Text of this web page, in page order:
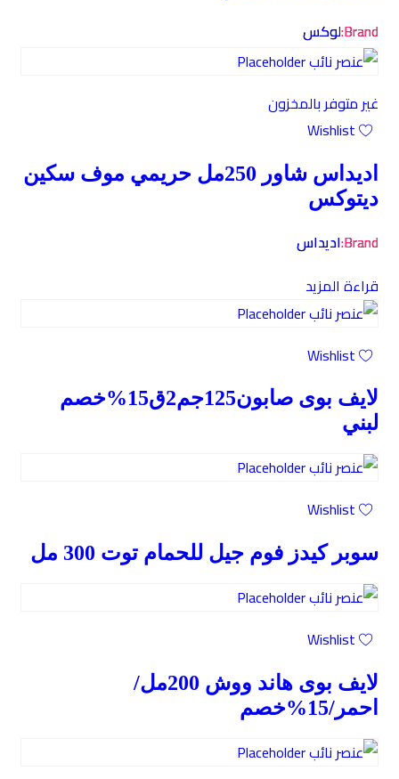
Brand:لوكس
غير متوفر بالمخزون
Wishlist
اديداس شاور 250مل حريمي موف سكين
ديتوكس
Brand: اديداس
قراءة المزيد
Wishlist
لايف بوى صابون125جم2ق15%خصم
لبني
Wishlist
سوبر كيدز فوم جيل للحمام توت 300 مل
Wishlist
لايف بوى هاند ووش 200مل/
احمر/15%خصم